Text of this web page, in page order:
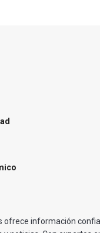
ofrece información